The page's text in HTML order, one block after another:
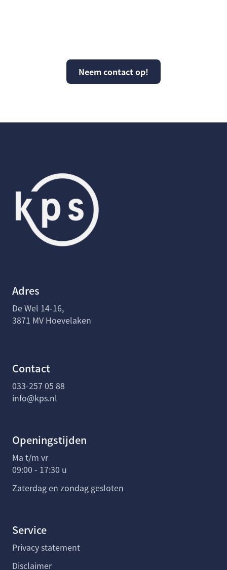
Neem contact op!
Adres
De Wel 14-16,
3871 MV Hoevelaken
Contact
033-257 05 88
info@kps.nl
Openingstijden
Ma t/m vr
09:00 - 17:30 u
Zaterdag en zondag gesloten
Service
Privacy statement
Disclaimer